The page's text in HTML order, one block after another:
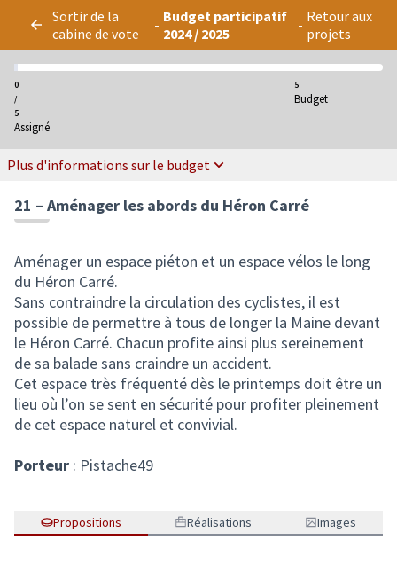
Sortir de la
cabine de vote
- Budget participatif
2024 / 2025
- Retour aux
projets
0
/
5
Assigné
5
Budget
Plus d'informations sur le budget
21 – Aménager les abords du Héron Carré
Aménager un espace piéton et un espace vélos le long
du Héron Carré.
Sans contraindre la circulation des cyclistes, il est
possible de permettre à tous de longer la Maine devant
le Héron Carré. Chacun profite ainsi plus sereinement
de sa balade sans craindre un accident.
Cet espace très fréquenté dès le printemps doit être un
lieu où l’on se sent en sécurité pour profiter pleinement
de cet espace naturel et convivial.
Porteur : Pistache49
Propositions Réalisations Images
Panneau de gestion des cookies